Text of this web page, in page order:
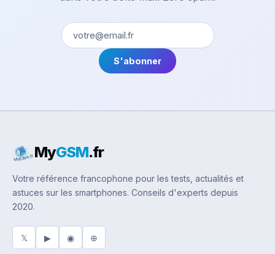
S'abonner
MyGSM.fr
Votre référence francophone pour les tests, actualités et
astuces sur les smartphones. Conseils d'experts depuis
2020.
𝕏 ▶ ◉ ⊕